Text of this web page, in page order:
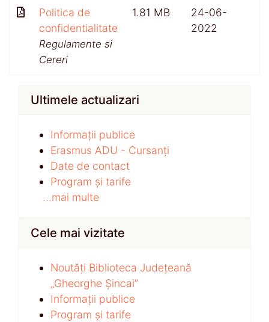
Politica de
confidentialitate
Regulamente si
Cereri
1.81 MB
24-06-
2022
Ultimele actualizari
Informații publice
Erasmus ADU - Cursanți
Date de contact
Program și tarife
...mai multe
Cele mai vizitate
Noutăți Biblioteca Județeană
„Gheorghe Șincai”
Informații publice
Program și tarife